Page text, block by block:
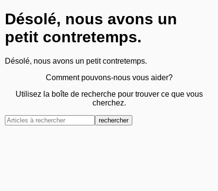
Désolé, nous avons un
petit contretemps.
Désolé, nous avons un petit contretemps.
Comment pouvons-nous vous aider?
Utilisez la boîte de recherche pour trouver ce que vous
cherchez.
rechercher